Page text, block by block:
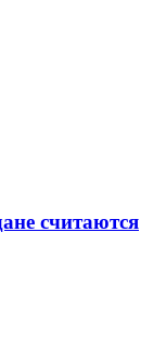
считаются